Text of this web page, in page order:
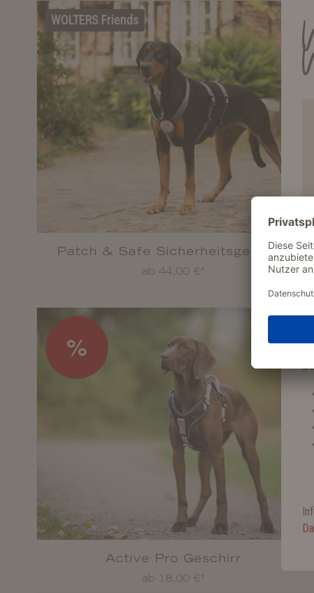
WOLTERS Friends
Patch & Safe Sicherheitsgeschirr
ab 44,00 €*
%
Active Pro Geschirr
ab 18,00 €*